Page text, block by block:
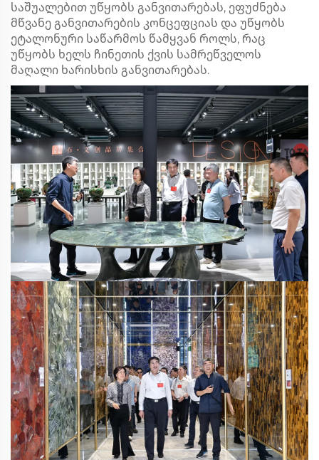
საშუალებით უწყობს განვითარებას, ეფუძნება
მწვანე განვითარების კონცეფციას და უწყობს
ეტალონური საწარმოს წამყვან როლს, რაც
უწყობს ხელს ჩინეთის ქვის სამრეწველოს
მაღალი ხარისხის განვითარებას.